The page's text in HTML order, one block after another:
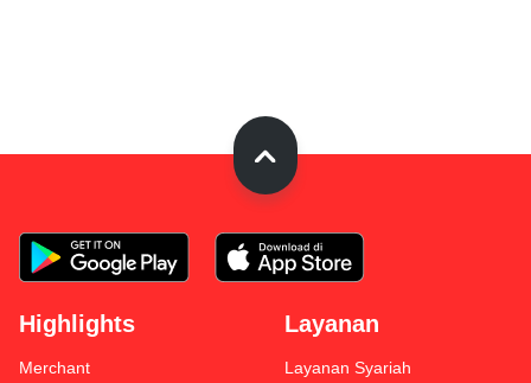
Highlights
Merchant
Layanan
Layanan Syariah